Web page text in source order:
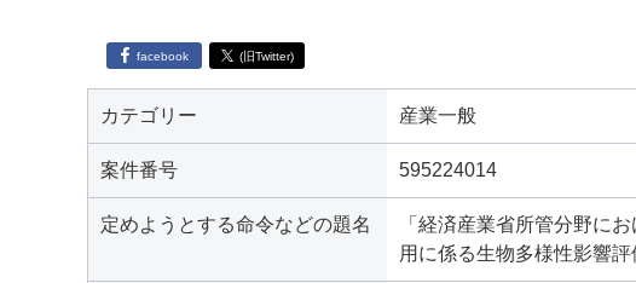
facebook (旧Twitter)
カテゴリー 産業一般
案件番号 595224014
定めようとする命令などの題名
「経済産業省所管分野に
用に係る生物多様性影響評